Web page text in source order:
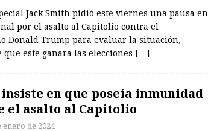
Jack Smith pidió este viernes una pausa en
por el asalto al Capitolio contra el
Donald Trump para evaluar la situación,
que este ganara las elecciones […]
en que poseía inmunidad
el asalto al Capitolio
enero de 2024